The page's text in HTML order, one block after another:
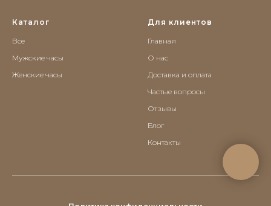
Каталог
Все
Мужские часы
Женские часы
Для клиентов
Главная
О нас
Доставка и оплата
Частые вопросы
Отзывы
Блог
Контакты